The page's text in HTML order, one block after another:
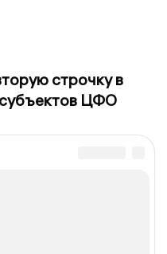
строчку в
субъектов ЦФО